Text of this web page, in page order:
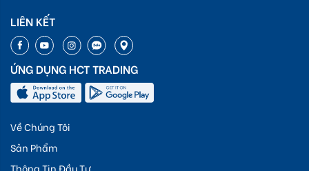
LIÊN KẾT
ỨNG DỤNG HCT TRADING
Về Chúng Tôi
Sản Phẩm